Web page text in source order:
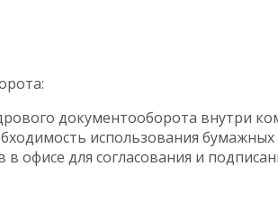
документооборота внутри
использования бумажных
в офисе для согласования и